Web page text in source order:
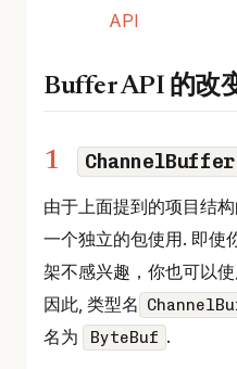
API
Buffer API 的改
ChannelBuffer
由于上面提到的项目结
一个独立的包使用. 即使
架不感兴趣，你也可以
因此, 类型名
名为
ByteBuf .